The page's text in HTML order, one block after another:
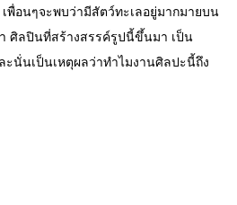
พื่อนๆจะพบว่ามีสัตว์ทะเลอยู่มากมายบน
ศิลปินที่สร้างสรรค์รูปนี้ขึ้นมา เป็น
ะนั่นเป็นเหตุผลว่าทำไมงานศิลปะนี้ถึง